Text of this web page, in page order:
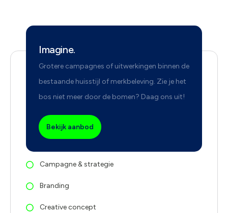
Imagine.
Grotere campagnes of uitwerkingen binnen de
bestaande huisstijl of merkbeleving. Zie je het
bos niet meer door de bomen? Daag ons uit!
Bekijk aanbod
Campagne & strategie
Branding
Creative concept